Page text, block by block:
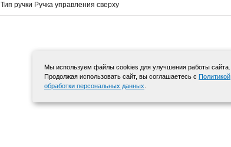
Тип ручки Ручка управления сверху
Мы используем файлы cookies для улучшения работы сайта.
Продолжая использовать сайт, вы соглашаетесь с Политикой
обработки персональных данных